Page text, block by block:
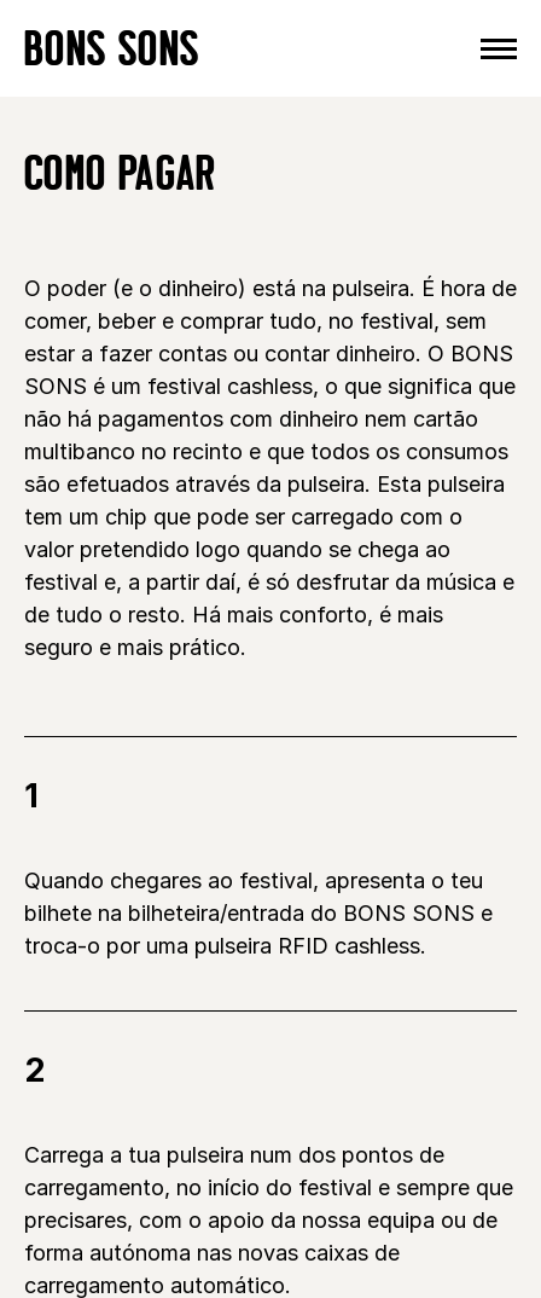
BONS SONS
COMO PAGAR
O poder (e o dinheiro) está na pulseira. É hora de
comer, beber e comprar tudo, no festival, sem
estar a fazer contas ou contar dinheiro. O BONS
SONS é um festival cashless, o que significa que
não há pagamentos com dinheiro nem cartão
multibanco no recinto e que todos os consumos
são efetuados através da pulseira. Esta pulseira
tem um chip que pode ser carregado com o
valor pretendido logo quando se chega ao
festival e, a partir daí, é só desfrutar da música e
de tudo o resto. Há mais conforto, é mais
seguro e mais prático.
1
Quando chegares ao festival, apresenta o teu
bilhete na bilheteira/entrada do BONS SONS e
troca-o por uma pulseira RFID cashless.
2
Carrega a tua pulseira num dos pontos de
carregamento, no início do festival e sempre que
precisares, com o apoio da nossa equipa ou de
forma autónoma nas novas caixas de
carregamento automático.